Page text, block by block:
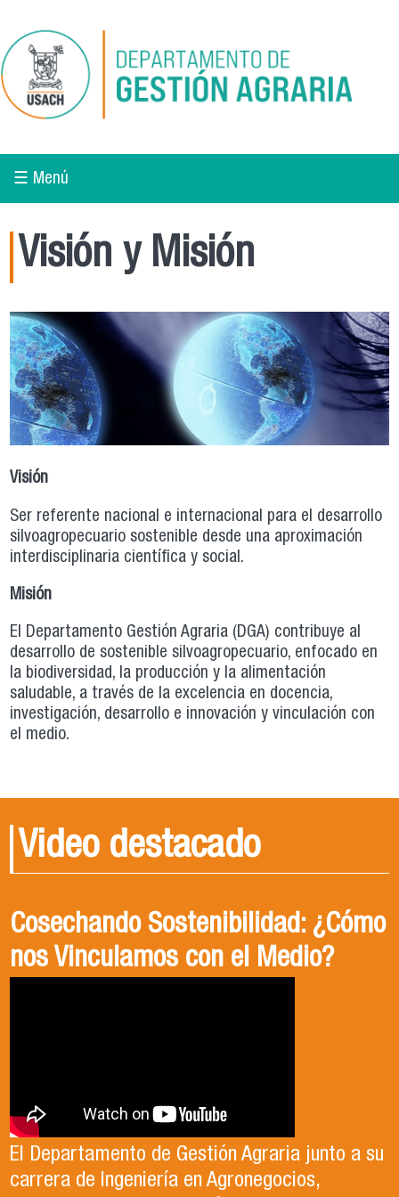
☰ Menú
Visión y Misión
Visión
Ser referente nacional e internacional para el desarrollo
silvoagropecuario sostenible desde una aproximación
interdisciplinaria científica y social.
Misión
El Departamento Gestión Agraria (DGA) contribuye al
desarrollo de sostenible silvoagropecuario, enfocado en
la biodiversidad, la producción y la alimentación
saludable, a través de la excelencia en docencia,
investigación, desarrollo e innovación y vinculación con
el medio.
Video destacado
Sabores y texturas del campo:
ExpoMundoRural 2024 comienza
Entre el jueves 23 y el domingo 26 de mayo el Centro
Conoce Ingeniería en
Agronegocios, USACH
El o la profesional en ingeniería en
Agronegocios posee conocimientos en
Cosechando Sostenibilidad: ¿Cómo
nos Vinculamos con el Medio?
El Departamento de Gestión Agraria junto a su
carrera de Ingeniería en Agronegocios,